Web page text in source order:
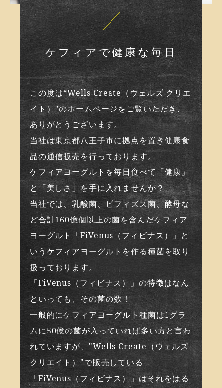
ケフィアで健康な毎日
この度は“Wells Create（ウェルズ クリエ
イト）”のホームページをご覧いただき、
ありがとうございます。
当社は東京都八王子市に拠点を置き健康食
品の通信販売を行っております。
ケフィアヨーグルトを毎日食べて「健康」
と「美しさ」を手に入れませんか？
当社では、乳酸菌、ビフィズス菌、酵母な
ど合計160億個以上の菌を含んだケフィア
ヨーグルト「FiVenus（フィビナス）」と
いうケフィアヨーグルトを作る種菌を取り
扱っております。
「FiVenus（フィビナス）」の特徴はなん
といっても、その菌の数！
一般的にケフィアヨーグルト種菌は1グラ
ムに50億の菌が入っていれば多い方と言わ
れていますが、"Wells Create（ウェルズ
クリエイト）"で販売している
「FiVenus（フィビナス）」はそれをはる